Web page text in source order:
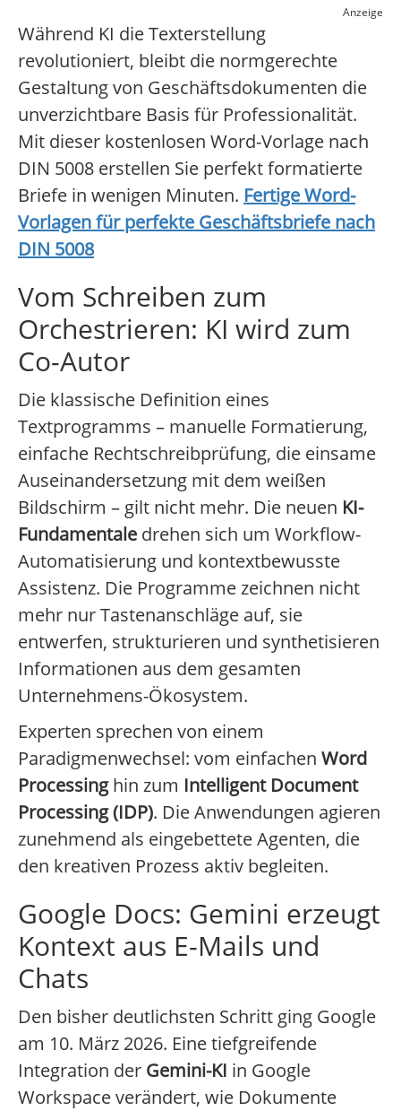
Anzeige
Während KI die Texterstellung
revolutioniert, bleibt die normgerechte
Gestaltung von Geschäftsdokumenten die
unverzichtbare Basis für Professionalität.
Mit dieser kostenlosen Word-Vorlage nach
DIN 5008 erstellen Sie perfekt formatierte
Briefe in wenigen Minuten. Fertige Word-
Vorlagen für perfekte Geschäftsbriefe nach
DIN 5008
Vom Schreiben zum
Orchestrieren: KI wird zum
Co-Autor
Die klassische Definition eines
Textprogramms – manuelle Formatierung,
einfache Rechtschreibprüfung, die einsame
Auseinandersetzung mit dem weißen
Bildschirm – gilt nicht mehr. Die neuen KI-
Fundamentale drehen sich um Workflow-
Automatisierung und kontextbewusste
Assistenz. Die Programme zeichnen nicht
mehr nur Tastenanschläge auf, sie
entwerfen, strukturieren und synthetisieren
Informationen aus dem gesamten
Unternehmens-Ökosystem.
Experten sprechen von einem
Paradigmenwechsel: vom einfachen Word
Processinghin zum Intelligent Document
Processing (IDP). Die Anwendungen agieren
zunehmend als eingebettete Agenten, die
den kreativen Prozess aktiv begleiten.
Google Docs: Gemini erzeugt
Kontext aus E-Mails und
Chats
Den bisher deutlichsten Schritt ging Google
am 10. März 2026. Eine tiefgreifende
Integration der Gemini-KI in Google
Workspace verändert, wie Dokumente